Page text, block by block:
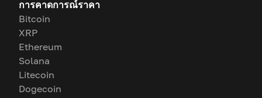
การคาดการณ์ราคา
Bitcoin
XRP
Ethereum
Solana
Litecoin
Dogecoin